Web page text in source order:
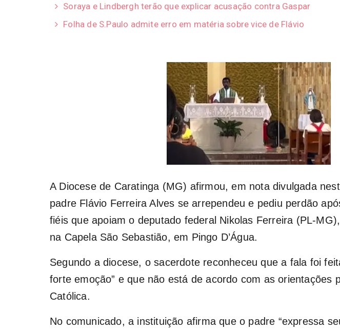
Soraya e Lindbergh terão que explicar acusação contra Gaspar
Folha de S.Paulo admite erro em matéria sobre vice de Flávio
A Diocese de Caratinga (MG) afirmou, em nota divulgada
padre Flávio Ferreira Alves se arrependeu e pediu perdão
fiéis que apoiam o deputado federal Nikolas Ferreira (PL-
na Capela São Sebastião, em Pingo D’Água.
Segundo a diocese, o sacerdote reconheceu que a fala foi
forte emoção” e que não está de acordo com as orientações
Católica.
No comunicado, a instituição afirma que o padre “expressa